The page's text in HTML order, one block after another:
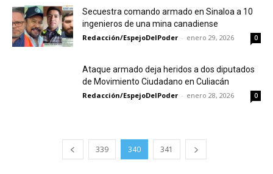
Secuestra comando armado en Sinaloa a 10
ingenieros de una mina canadiense
Redacción/EspejoDelPoder - enero 29, 2026 0
Ataque armado deja heridos a dos diputados
de Movimiento Ciudadano en Culiacán
Redacción/EspejoDelPoder - enero 28, 2026 0
339 340 341